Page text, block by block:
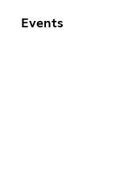
Events